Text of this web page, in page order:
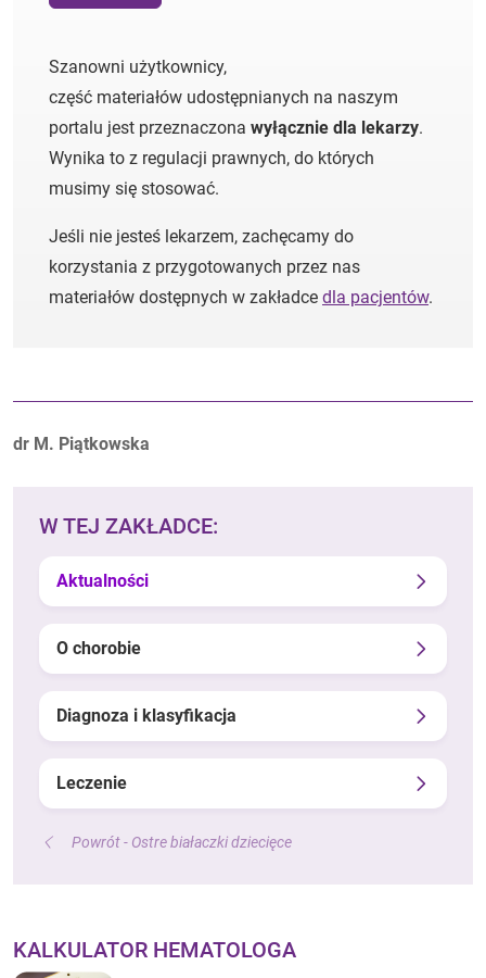
Szanowni użytkownicy,
część materiałów udostępnianych na naszym
portalu jest przeznaczona wyłącznie dla lekarzy.
Wynika to z regulacji prawnych, do których
musimy się stosować.
Jeśli nie jesteś lekarzem, zachęcamy do
korzystania z przygotowanych przez nas
materiałów dostępnych w zakładce dla pacjentów.
Autorzy:
dr M. Piątkowska
W TEJ ZAKŁADCE:
Aktualności
O chorobie
Diagnoza i klasyfikacja
Leczenie
Powrót - Ostre białaczki dziecięce
KALKULATOR HEMATOLOGA